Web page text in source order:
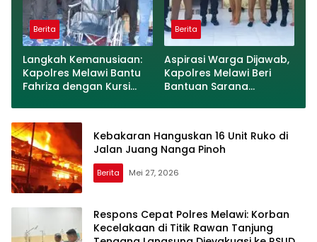
Berita
Langkah Kemanusiaan:
Kapolres Melawi Bantu
Fahriza dengan Kursi
Berita
Aspirasi Warga Dijawab,
Kapolres Melawi Beri
Bantuan Sarana
Kebakaran Hanguskan 16 Unit Ruko di
Jalan Juang Nanga Pinoh
Berita Mei 27, 2026
Respons Cepat Polres Melawi: Korban
Kecelakaan di Titik Rawan Tanjung